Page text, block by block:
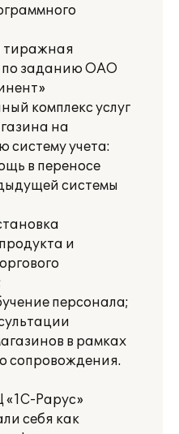
тиражная
по заданию ОАО
комплекс услуг
на
систему учета:
в переносе
системы
и
персонала;
в рамках
сопровождения.
«1С-Рарус»
себя как